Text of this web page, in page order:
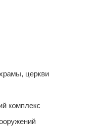
церкви
комплекс